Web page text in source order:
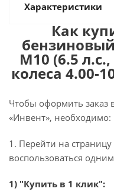
Характеристики
Как
М10 (6.5
колеса 4.00-
Чтобы оформить заказ
«Инвент», необходимо:
1. Перейти на
воспользоваться
1) "Купить в 1 клик":